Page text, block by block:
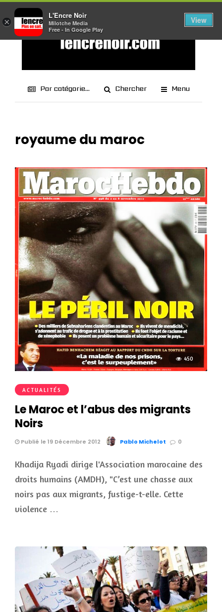
Par catégorie... Chercher Menu
royaume du maroc
450
ACTUALITÉS
Le Maroc et l’abus des migrants
Noirs
Publié le 19 Décembre 2012 Pablo Michelot 0
Khadija Ryadi dirige l'Association marocaine des
droits humains (AMDH), "C’est une chasse aux
noirs pas aux migrants, fustige-t-elle. Cette
violence …
×
L'Encre Noir
Milotche Media
Free - In Google Play
View